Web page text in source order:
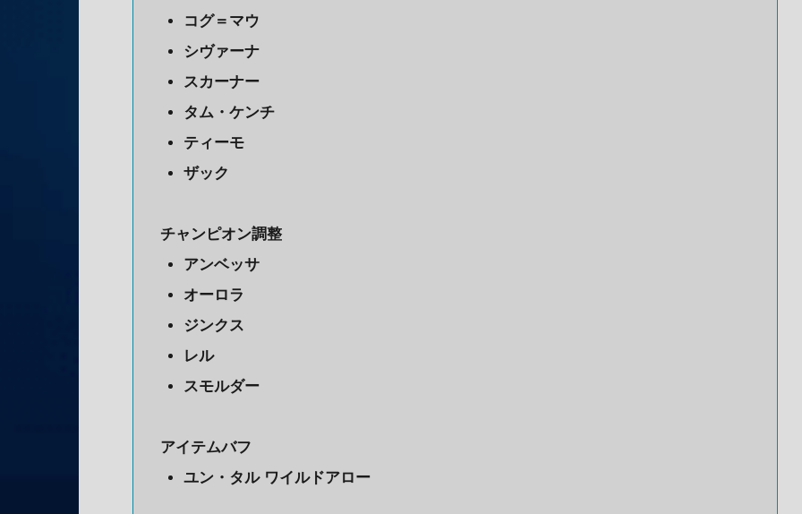
コグ＝マウ
シヴァーナ
スカーナー
タム・ケンチ
ティーモ
ザック
チャンピオン調整
アンベッサ
オーロラ
ジンクス
レル
スモルダー
アイテムバフ
ユン・タル ワイルドアロー